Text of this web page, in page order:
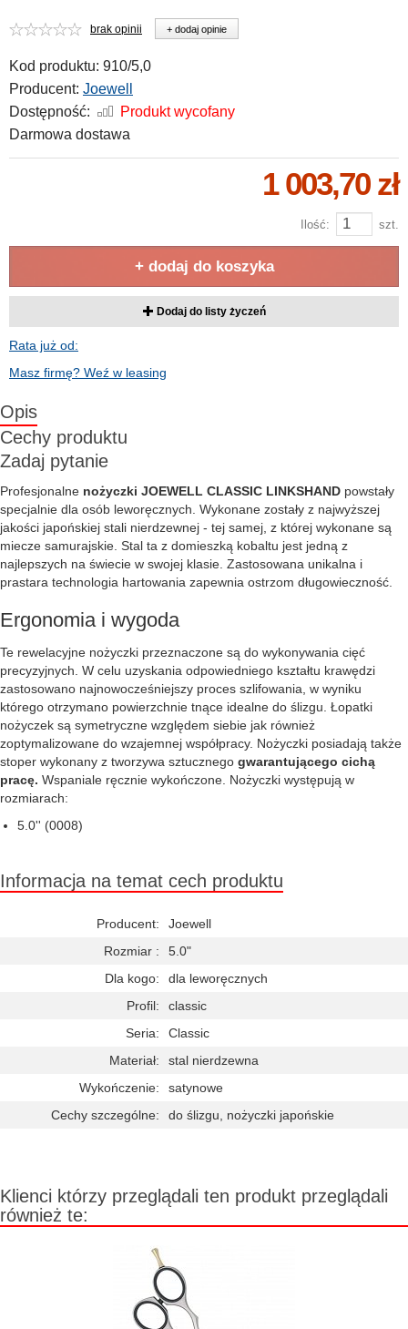
brak opinii + dodaj opinie
Kod produktu: 910/5,0
Producent: Joewell
Dostępność:
Produkt wycofany
Darmowa dostawa
1 003,70 zł
Ilość: szt.
+ dodaj do koszyka
Dodaj do listy życzeń
Rata już od:
Masz firmę? Weź w leasing
Opis
Cechy produktu
Zadaj pytanie
Profesjonalne nożyczki JOEWELL CLASSIC LINKSHAND powstały
specjalnie dla osób leworęcznych. Wykonane zostały z najwyższej
jakości japońskiej stali nierdzewnej - tej samej, z której wykonane są
miecze samurajskie. Stal ta z domieszką kobaltu jest jedną z
najlepszych na świecie w swojej klasie. Zastosowana unikalna i
prastara technologia hartowania zapewnia ostrzom długowieczność.
Ergonomia i wygoda
Te rewelacyjne nożyczki przeznaczone są do wykonywania cięć
precyzyjnych. W celu uzyskania odpowiedniego kształtu krawędzi
zastosowano najnowocześniejszy proces szlifowania, w wyniku
którego otrzymano powierzchnie tnące idealne do ślizgu. Łopatki
nożyczek są symetryczne względem siebie jak również
zoptymalizowane do wzajemnej współpracy. Nożyczki posiadają także
stoper wykonany z tworzywa sztucznego gwarantującego cichą
pracę. Wspaniale ręcznie wykończone. Nożyczki występują w
rozmiarach:
5.0'' (0008)
Informacja na temat cech produktu
Producent:
Joewell
Rozmiar :
5.0"
Dla kogo:
dla leworęcznych
Profil:
classic
Seria:
Classic
Materiał:
stal nierdzewna
Wykończenie:
satynowe
Cechy szczególne:
do ślizgu, nożyczki japońskie
Klienci którzy przeglądali ten produkt przeglądali
również te: